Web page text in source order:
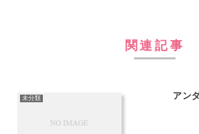
関連記事
未分類 アン